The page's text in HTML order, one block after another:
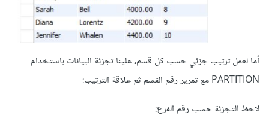
أما لعمل ترتيب جزئي حسب كل قسم، علينا تجزئة البيانات باستخدام
PARTITION مع تمرير رقم القسم ثم علاقة الترتيب:
لاحظ التجزئة حسب رقم الفرع: